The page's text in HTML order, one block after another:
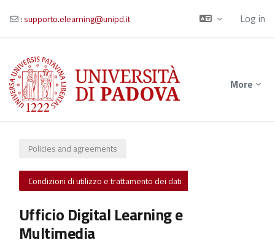
Skip to main content
: supporto.elearning@unipd.it Log in
More
Policies and agreements
Condizioni di utilizzo e trattamento dei dati
Ufficio Digital Learning e
Multimedia